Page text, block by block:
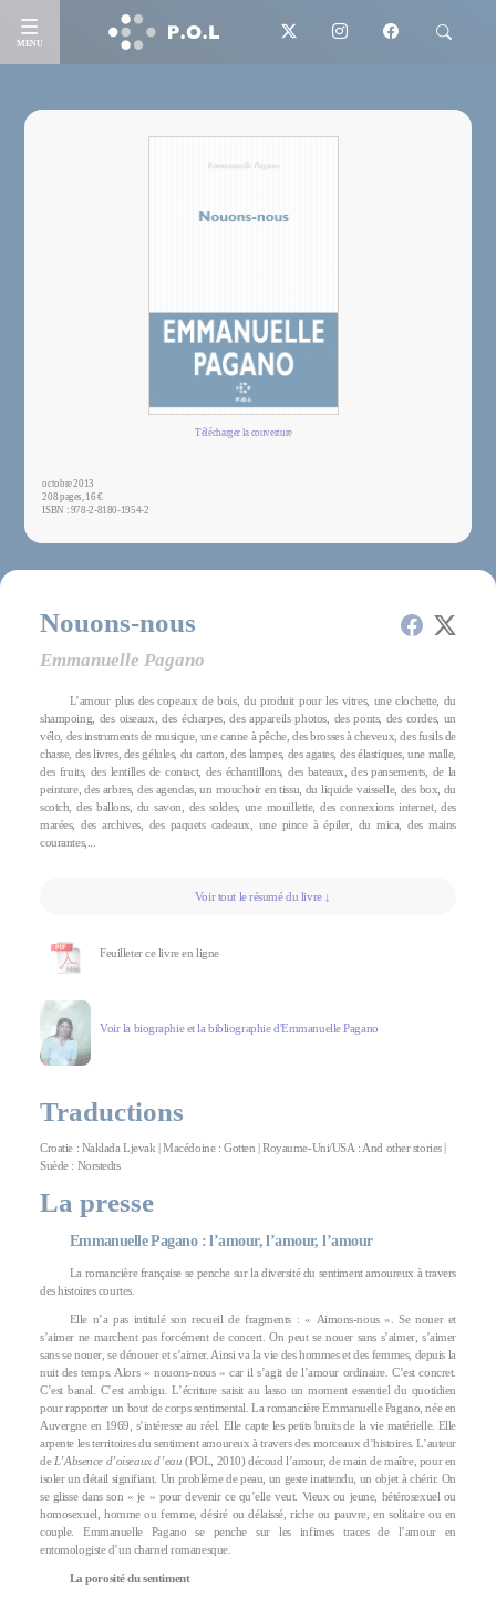
MENU
Télécharger la couverture
octobre 2013
208 pages, 16 €
ISBN : 978-2-8180-1954-2
Nouons-nous
Emmanuelle Pagano
L’amour plus des copeaux de bois, du produit pour les vitres, une clochette, du
shampoing, des oiseaux, des écharpes, des appareils photos, des ponts, des cordes, un
vélo, des instruments de musique, une canne à pêche, des brosses à cheveux, des fusils de
chasse, des livres, des gélules, du carton, des lampes, des agates, des élastiques, une malle,
des fruits, des lentilles de contact, des échantillons, des bateaux, des pansements, de la
peinture, des arbres, des agendas, un mouchoir en tissu, du liquide vaisselle, des box, du
scotch, des ballons, du savon, des soldes, une mouillette, des connexions internet, des
marées, des archives, des paquets cadeaux, une pince à épiler, du mica, des mains
courantes,...
Voir tout le résumé du livre ↓
Feuilleter ce livre en ligne
Voir la biographie et la bibliographie d'Emmanuelle Pagano
Traductions
Croatie : Naklada Ljevak | Macédoine : Gotten | Royaume-Uni/USA : And other stories |
Suède : Norstedts
La presse
Emmanuelle Pagano : l’amour, l’amour, l’amour
La romancière française se penche sur la diversité du sentiment amoureux à travers
des histoires courtes.
Elle n’a pas intitulé son recueil de fragments : « Aimons-nous ». Se nouer et
s’aimer ne marchent pas forcément de concert. On peut se nouer sans s’aimer, s’aimer
sans se nouer, se dénouer et s’aimer. Ainsi va la vie des hommes et des femmes, depuis la
nuit des temps. Alors « nouons-nous » car il s’agit de l’amour ordinaire. C’est concret.
C’est banal. C’est ambigu. L’écriture saisit au lasso un moment essentiel du quotidien
pour rapporter un bout de corps sentimental. La romancière Emmanuelle Pagano, née en
Auvergne en 1969, s’intéresse au réel. Elle capte les petits bruits de la vie matérielle. Elle
arpente les territoires du sentiment amoureux à travers des morceaux d’histoires. L’auteur
de L’Absence d’oiseaux d’eau (POL, 2010) découd l’amour, de main de maître, pour en
isoler un détail signifiant. Un problème de peau, un geste inattendu, un objet à chérir. On
se glisse dans son « je » pour devenir ce qu’elle veut. Vieux ou jeune, hétérosexuel ou
homosexuel, homme ou femme, désiré ou délaissé, riche ou pauvre, en solitaire ou en
couple. Emmanuelle Pagano se penche sur les infimes traces de l’amour en
entomologiste d’un charnel romanesque.
La porosité du sentiment